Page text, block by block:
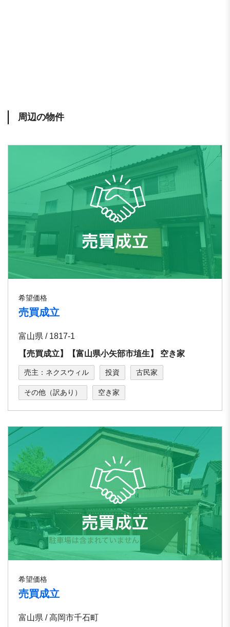
周辺の物件
希望価格
売買成立
富山県 / 1817-1
【売買成立】【富⼭県⼩⽮部市埴⽣】 空き家
売主：ネクスウィル 投資 古民家
その他（訳あり） 空き家
希望価格
売買成立
富山県 / ⾼岡市千⽯町